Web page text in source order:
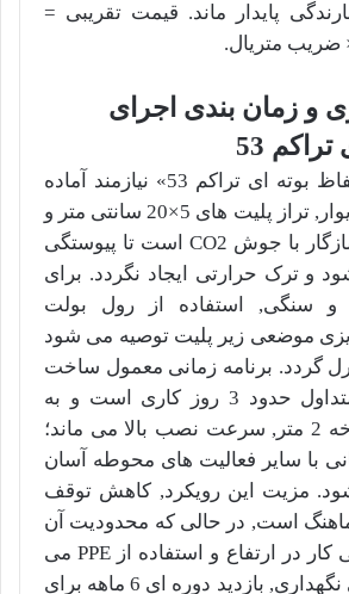
پایدار ماند. قیمت تقریبی =
ضریب متریال.
و زمان بندی اجرای
53
اجرای موفق «حفاظ بوته ای تراکم 53» نیازمند آماده
سازی دقیق تاج دیوار, تراز پلیت های 5×20 سانتی متر و
انتخاب الکترود سازگار با جوش CO2 است تا پیوستگی
و ترک حرارتی ایجاد نگردد. برای
و سنگی, استفاده از رول بولت
ریزی موضعی زیر پلیت توصیه می شود
گردد. برنامه زمانی معمول ساخت
برای متراژهای متداول حدود 3 روز کاری است و به
واسطه طول شاخه 2 متر, سرعت نصب بالا می ماند؛
با سایر فعالیت های محوطه آسان
مزیت این رویکرد, کاهش توقف
است, در حالی که محدودیت آن
لزوم رعایت ایمنی کار در ارتفاع و استفاده از PPE می
باشد. در سناریوی نگهداری, بازدید دوره ای 6 ماهه برای